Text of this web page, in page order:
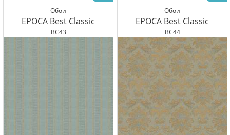
Обои
EPOCA Best Classic
BC43
Обои
EPOCA Best Classic
BC44